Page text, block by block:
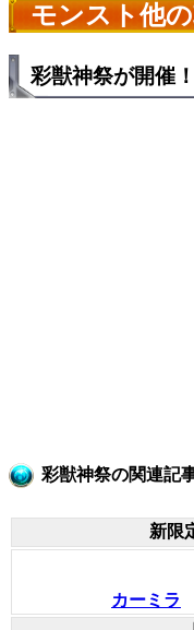
モンスト他
彩獣神祭が開催！
彩獣神祭の関連記
新限
カーミラ